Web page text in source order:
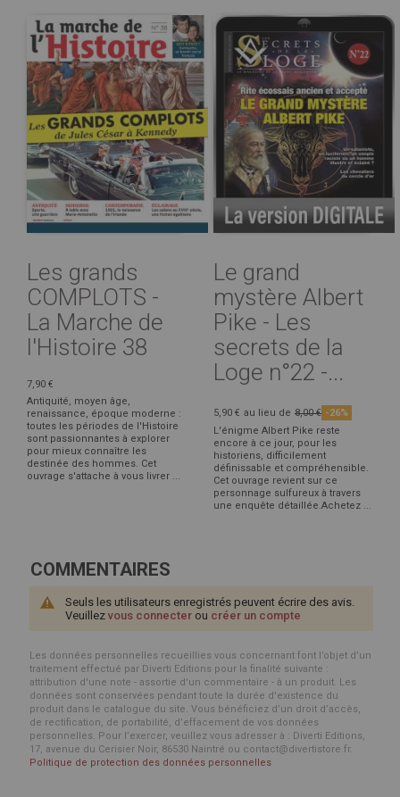
Les grands
COMPLOTS -
La Marche de
l'Histoire 38
7,90 €
Antiquité, moyen âge,
renaissance, époque moderne :
toutes les périodes de l'Histoire
sont passionnantes à explorer
pour mieux connaître les
destinée des hommes. Cet
ouvrage s'attache à vous livrer ...
Le grand
mystère Albert
Pike - Les
secrets de la
Loge n°22 -...
5,90 € au lieu de 8,00 € -26%
L'énigme Albert Pike reste
encore à ce jour, pour les
historiens, difficilement
définissable et compréhensible.
Cet ouvrage revient sur ce
personnage sulfureux à travers
une enquête détaillée.Achetez ...
COMMENTAIRES
Seuls les utilisateurs enregistrés peuvent écrire des avis.
Veuillez vous connecter ou créer un compte
Les données personnelles recueillies vous concernant font l’objet d’un
traitement effectué par Diverti Editions pour la finalité suivante :
attribution d'une note - assortie d'un commentaire - à un produit. Les
données sont conservées pendant toute la durée d'existence du
produit dans le catalogue du site. Vous bénéficiez d’un droit d’accès,
de rectification, de portabilité, d’effacement de vos données
personnelles. Pour l’exercer, veuillez vous adresser à : Diverti Editions,
17, avenue du Cerisier Noir, 86530 Naintré ou contact@divertistore.fr.
Politique de protection des données personnelles